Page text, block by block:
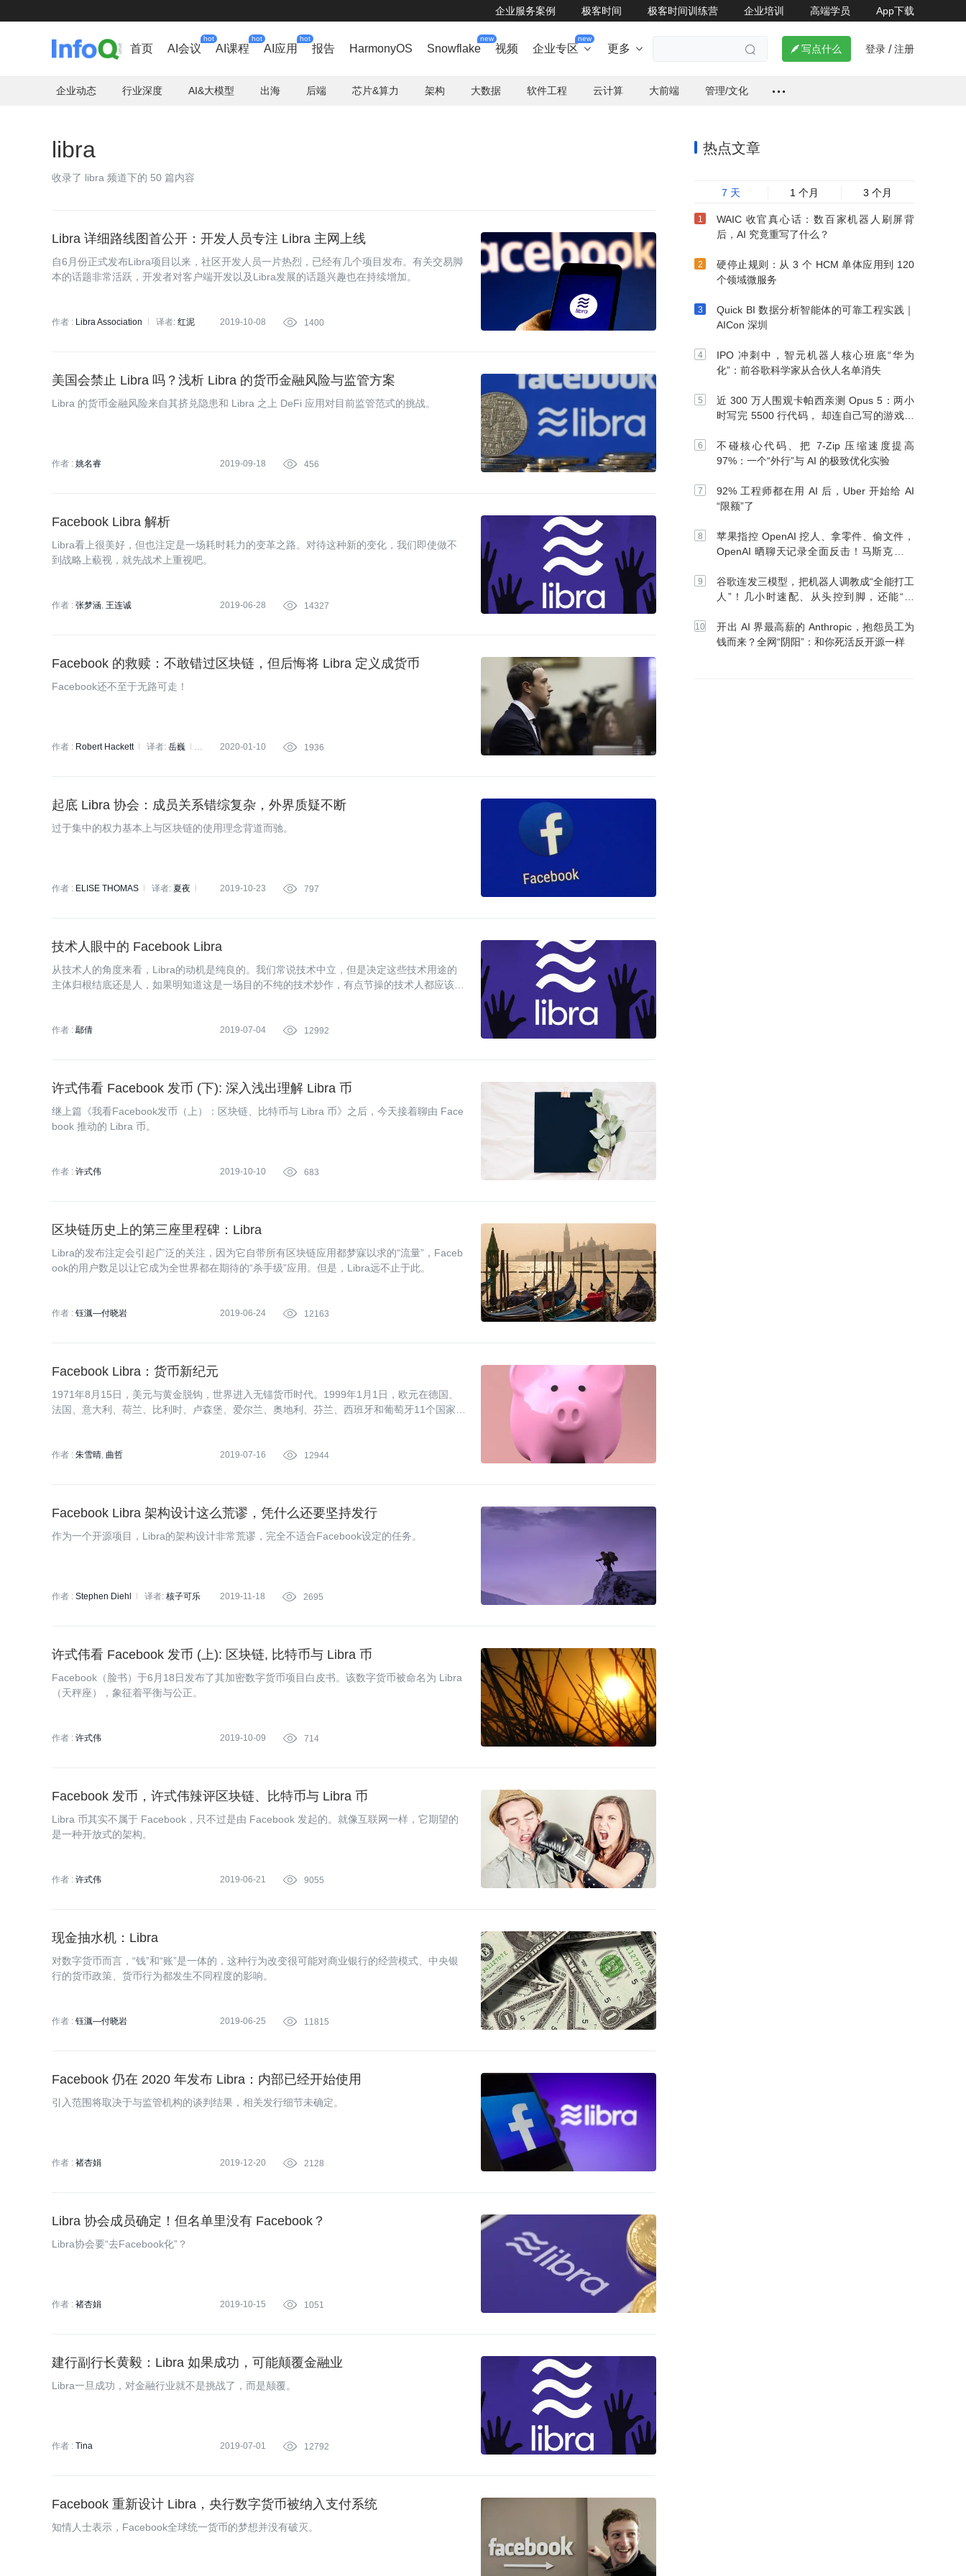
企业服务案例 极客时间 极客时间训练营 企业培训 高端学员 App下载
首页 AI会议
hot
AI课程
hot
AI应用
hot
报告 HarmonyOS Snowflake
new
视频 企业专区
new
 更多    写点什么 登录 / 注册
企业动态 行业深度 AI&大模型 出海 后端 芯片&算力 架构 大数据 软件工程 云计算 大前端 管理/文化
libra
收录了 libra 频道下的 50 篇内容
Libra 详细路线图首公开：开发人员专注 Libra 主网上线
自6月份正式发布Libra项目以来，社区开发人员一片热烈，已经有几个项目发布。有关交易脚
本的话题非常活跃，开发者对客户端开发以及Libra发展的话题兴趣也在持续增加。
作者 : Libra Association 译者: 红泥 2019-10-08  1400
美国会禁止 Libra 吗？浅析 Libra 的货币金融风险与监管方案
Libra 的货币金融风险来自其挤兑隐患和 Libra 之上 DeFi 应用对目前监管范式的挑战。
作者 : 姚名睿 2019-09-18  456
Facebook Libra 解析
Libra看上很美好，但也注定是一场耗时耗力的变革之路。对待这种新的变化，我们即使做不
到战略上藐视，就先战术上重视吧。
作者 : 张梦涵 王连诚 2019-06-28  14327
Facebook 的救赎：不敢错过区块链，但后悔将 Libra 定义成货币
Facebook还不至于无路可走！
作者 : Robert Hackett 译者: 岳巍
2020-01-10  1936
起底 Libra 协会：成员关系错综复杂，外界质疑不断
过于集中的权力基本上与区块链的使用理念背道而驰。
作者 : ELISE THOMAS 译者: 夏夜
2019-10-23  797
技术人眼中的 Facebook Libra
从技术人的角度来看，Libra的动机是纯良的。我们常说技术中立，但是决定这些技术用途的
主体归根结底还是人，如果明知道这是一场目的不纯的技术炒作，有点节操的技术人都应该嗤
作者 : 鄢倩 2019-07-04  12992
许式伟看 Facebook 发币 (下): 深入浅出理解 Libra 币
继上篇《我看Facebook发币（上）：区块链、比特币与 Libra 币》之后，今天接着聊由 Face
book 推动的 Libra 币。
作者 : 许式伟 2019-10-10  683
区块链历史上的第三座里程碑：Libra
Libra的发布注定会引起广泛的关注，因为它自带所有区块链应用都梦寐以求的“流量”，Faceb
ook的用户数足以让它成为全世界都在期待的“杀手级”应用。但是，Libra远不止于此。
作者 : 钰湚—付晓岩 2019-06-24  12163
Facebook Libra：货币新纪元
1971年8月15日，美元与黄金脱钩，世界进入无锚货币时代。1999年1月1日，欧元在德国、
法国、意大利、荷兰、比利时、卢森堡、爱尔兰、奥地利、芬兰、西班牙和葡萄牙11个国家正
作者 : 朱雪晴 曲哲 2019-07-16  12944
Facebook Libra 架构设计这么荒谬，凭什么还要坚持发行
作为一个开源项目，Libra的架构设计非常荒谬，完全不适合Facebook设定的任务。
作者 : Stephen Diehl 译者: 核子可乐
2019-11-18  2695
许式伟看 Facebook 发币 (上): 区块链, 比特币与 Libra 币
Facebook（脸书）于6月18日发布了其加密数字货币项目白皮书。该数字货币被命名为 Libra
（天秤座），象征着平衡与公正。
作者 : 许式伟 2019-10-09  714
Facebook 发币，许式伟辣评区块链、比特币与 Libra 币
Libra 币其实不属于 Facebook，只不过是由 Facebook 发起的。就像互联网一样，它期望的
是一种开放式的架构。
作者 : 许式伟 2019-06-21  9055
现金抽水机：Libra
对数字货币而言，“钱”和“账”是一体的，这种行为改变很可能对商业银行的经营模式、中央银
行的货币政策、货币行为都发生不同程度的影响。
作者 : 钰湚—付晓岩 2019-06-25  11815
Facebook 仍在 2020 年发布 Libra：内部已经开始使用
引入范围将取决于与监管机构的谈判结果，相关发行细节未确定。
作者 : 褚杏娟 2019-12-20  2128
Libra 协会成员确定！但名单里没有 Facebook？
Libra协会要“去Facebook化”？
作者 : 褚杏娟 2019-10-15  1051
建行副行长黄毅：Libra 如果成功，可能颠覆金融业
Libra一旦成功，对金融行业就不是挑战了，而是颠覆。
作者 : Tina 2019-07-01  12792
Facebook 重新设计 Libra，央行数字货币被纳入支付系统
知情人士表示，Facebook全球统一货币的梦想并没有破灭。
热点文章
7 天 1 个月 3 个月
WAIC 收官真心话：数百家机器人刷屏背
后，AI 究竟重写了什么？
硬停止规则：从 3 个 HCM 单体应用到 120
个领域微服务
Quick BI 数据分析智能体的可靠工程实践｜
AICon 深圳
IPO 冲刺中，智元机器人核心班底“华为
化”：前谷歌科学家从合伙人名单消失
近 300 万人围观卡帕西亲测 Opus 5：两小
时写完 5500 行代码， 却连自己写的游戏都
不碰核心代码、把 7-Zip 压缩速度提高
97%：一个“外行”与 AI 的极致优化实验
92% 工程师都在用 AI 后，Uber 开始给 AI
“限额”了
苹果指控 OpenAI 挖人、拿零件、偷文件，
OpenAI 晒聊天记录全面反击！马斯克：别
谷歌连发三模型，把机器人调教成“全能打工
人”！几小时速配、从头控到脚，还能“组
开出 AI 界最高薪的 Anthropic，抱怨员工为
钱而来？全网“阴阳”：和你死活反开源一样